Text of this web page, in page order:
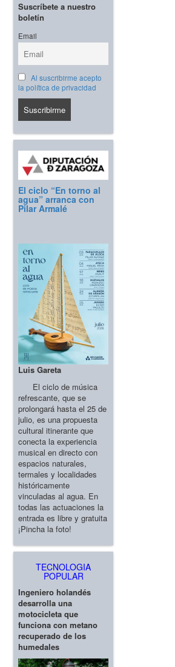
Suscríbete a nuestro
boletín
Email
Al suscribirme acepto
la política de privacidad
El ciclo “En torno al
agua” arranca con
Pilar Armalé
Luis Gareta
El ciclo de música
refrescante, que se
prolongará hasta el 25 de
julio, es una propuesta
cultural itinerante que
conecta la experiencia
musical en directo con
espacios naturales,
termales y localidades
históricamente
vinculadas al agua. En
todas las actuaciones la
entrada es libre y gratuita
¡Pincha la foto!
TECNOLOGIA
POPULAR
Ingeniero holandés
desarrolla una
motocicleta que
funciona con metano
recuperado de los
humedales